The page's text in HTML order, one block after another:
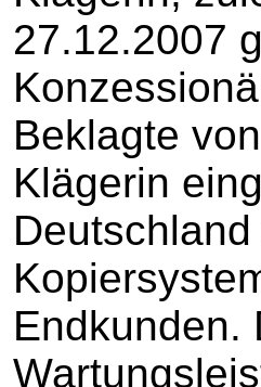
27.12.2007
Beklagte
Klägerin
Endkunden.